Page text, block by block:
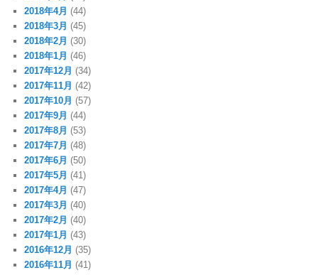
2018年4月 (44)
2018年3月 (45)
2018年2月 (30)
2018年1月 (46)
2017年12月 (34)
2017年11月 (42)
2017年10月 (57)
2017年9月 (44)
2017年8月 (53)
2017年7月 (48)
2017年6月 (50)
2017年5月 (41)
2017年4月 (47)
2017年3月 (40)
2017年2月 (40)
2017年1月 (43)
2016年12月 (35)
2016年11月 (41)